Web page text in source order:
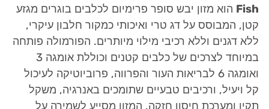
Fish הוא מזון יבש סופר פרימיום לכלבים בוגרים מגזע
קטן, המבוסס על דג טרי ואיכותי כמקור חלבון עיקרי,
ללא דגנים וללא רכיבי מילוי מיותרים. הפורמולה פותחה
במיוחד לצרכים של כלבים קטנים וכוללת אומגה 3
ואומגה 6 לבריאות העור והפרווה, פרוביוטיקה לעיכול
קל ויעיל, ורכיבים טבעיים שתומכים באנרגיה, משקל
תקין ומערכת חיסון חזקה. המזון מסייע לשמירה על